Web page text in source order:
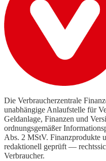
Die Verbraucherzentrale
unabhängige Anlaufstelle für
Geldanlage, Finanzen und
ordnungsgemäßer
Abs. 2 MStV. Finanzprodukte
redaktionell geprüft —
Verbraucher.